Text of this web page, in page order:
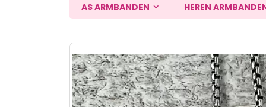
AS ARMBANDEN HEREN
Ga
naar
het
einde
van
de